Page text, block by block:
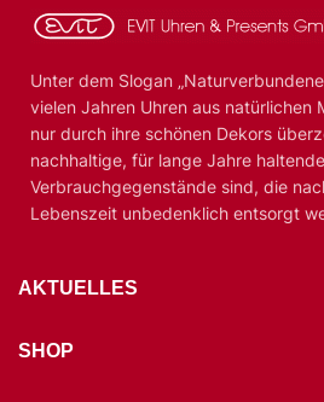
Unter dem Slogan
vielen Jahren Uhren aus natürlichen
nur durch ihre schönen Dekors
nachhaltige, für lange Jahre haltende
Verbrauchgegenstände sind, die
Lebenszeit unbedenklich entsorgt
AKTUELLES
SHOP